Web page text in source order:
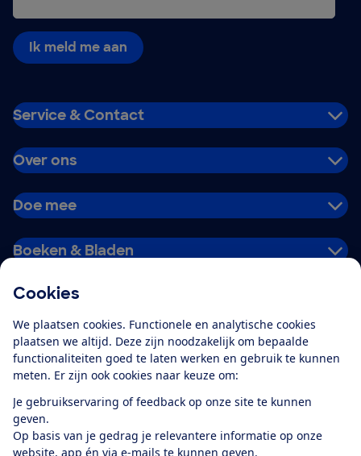
Cookies
We plaatsen cookies. Functionele en analytische cookies
plaatsen we altijd. Deze zijn noodzakelijk om bepaalde
functionaliteiten goed te laten werken en gebruik te kunnen
meten. Er zijn ook cookies naar keuze om:
Je gebruikservaring of feedback op onze site te kunnen
geven.
Op basis van je gedrag je relevantere informatie op onze
website, app én via e-mails te kunnen geven.
Ik meld me aan
Service & Contact
Over ons
Doe mee
Boeken & Bladen
Alles over de
app